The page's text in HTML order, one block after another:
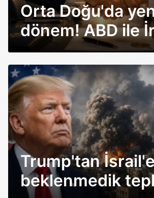
Orta Doğu'da
dönem! ABD ile
masada uzlaştı
Trump'tan
beklenmedik